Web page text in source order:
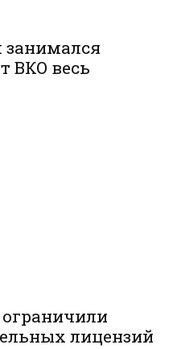
занимался
ВКО весь
лицензий